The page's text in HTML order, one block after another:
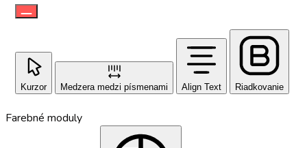
Kurzor Medzera medzi písmenami Align Text Riadkovanie
Farebné moduly